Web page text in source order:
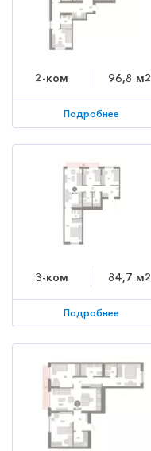
2-ком 96,8 м2
Подробнее
3-ком 84,7 м2
Подробнее